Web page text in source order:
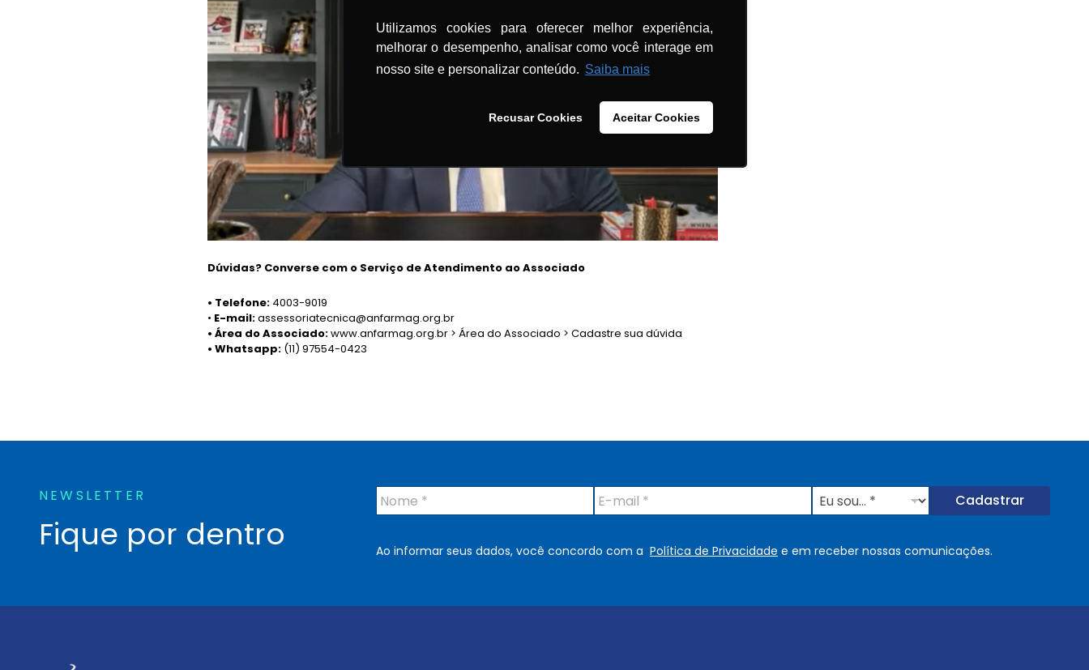
Utilizamos cookies para oferecer melhor experiência,
melhorar o desempenho, analisar como você interage em
nosso site e personalizar conteúdo. Saiba mais
Recusar Cookies Aceitar Cookies
Dúvidas? Converse com o Serviço de Atendimento ao Associado
• Telefone: 4003-9019
• E-mail:assessoriatecnica@anfarmag.org.br
• Área do Associado:www.anfarmag.org.br > Área do Associado > Cadastre sua dúvida
• Whatsapp: (11) 97554-0423
NEWSLETTER
Fique por dentro
N
o
*
E
-
i
E
u
u
Cadastrar
Ao informar seus dados, você concordo com a Política de Privacidade e em receber nossas comunicações.